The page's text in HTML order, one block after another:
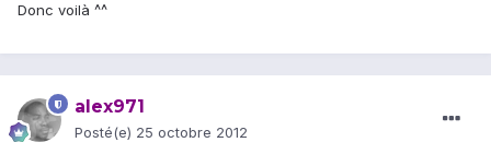
Donc voilà ^^
alex971
Posté(e) 25 octobre 2012